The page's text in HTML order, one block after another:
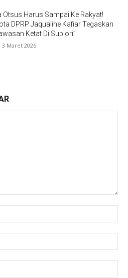
Otsus Harus Sampai Ke Rakyat!
DPRP Jaqualine Kafiar Tegaskan
Ketat Di Supiori”
3 Maret 2026